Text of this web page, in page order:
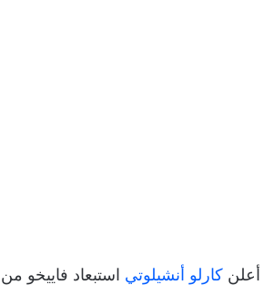
أعلن كارلو أنشيلوتي استبعاد فاييخو